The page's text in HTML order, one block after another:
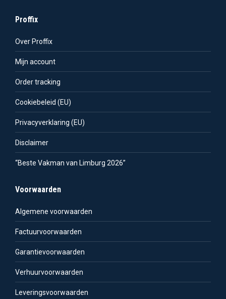
Proffix
Over Proffix
Mijn account
Order tracking
Cookiebeleid (EU)
Privacyverklaring (EU)
Disclaimer
“Beste Vakman van Limburg 2026”
Voorwaarden
Algemene voorwaarden
Factuurvoorwaarden
Garantievoorwaarden
Verhuurvoorwaarden
Leveringsvoorwaarden